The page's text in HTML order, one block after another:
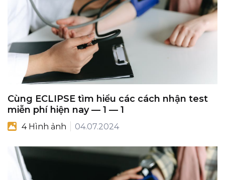
Cùng ECLIPSE tìm hiểu các cách nhận test
miễn phí hiện nay — 1 — 1
4 Hình ảnh 04.07.2024